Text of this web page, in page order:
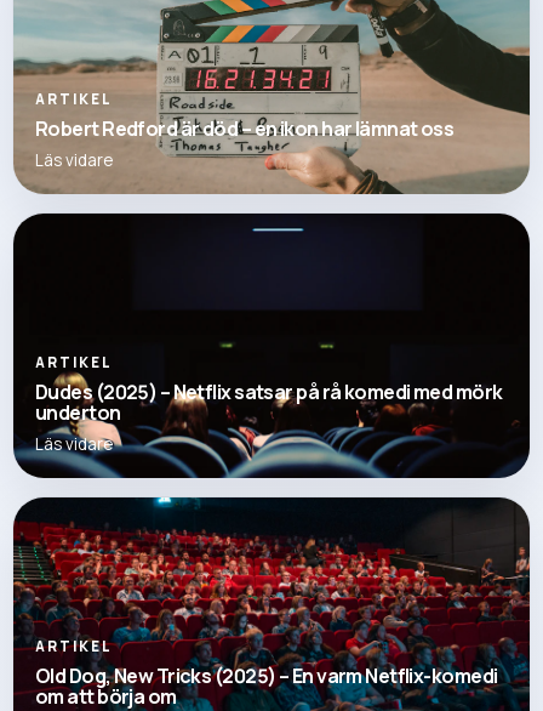
ARTIKEL
Robert Redford är död – en ikon har lämnat oss
Läs vidare
ARTIKEL
Dudes (2025) – Netflix satsar på rå komedi med mörk
underton
Läs vidare
ARTIKEL
Old Dog, New Tricks (2025) – En varm Netflix-komedi
om att börja om